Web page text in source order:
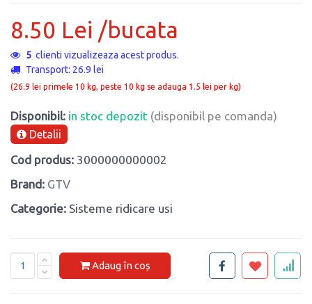
8.50 Lei /bucata
5 clienti vizualizeaza acest produs.
Transport: 26.9 lei
(26.9 lei primele 10 kg, peste 10 kg se adauga 1.5 lei per kg)
Disponibil: in stoc depozit (disponibil pe comanda)
Detalii
Cod produs: 3000000000002
Brand: GTV
Categorie: Sisteme ridicare usi
Adaug în coș